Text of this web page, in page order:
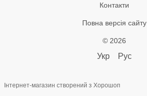
Контакти
Повна версія сайту
© 2026
Укр Рус
Інтернет-магазин створений з Хорошоп